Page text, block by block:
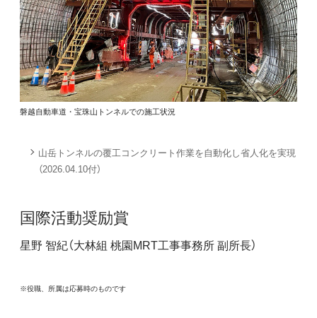
磐越自動車道・宝珠山トンネルでの施工状況
山岳トンネルの覆工コンクリート作業を自動化し省人化を実現
（2026.04.10付）
国際活動奨励賞
星野 智紀（大林組 桃園MRT工事事務所 副所長）
※役職、所属は応募時のものです